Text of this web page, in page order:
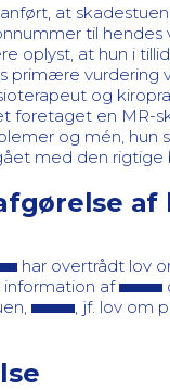
at
til hendes
oplyst, at hun i
primære vurdering
og
foretaget en MR-
og mén, hun
med den rigtige
af
har overtrådt lov
information af
, jf. lov om